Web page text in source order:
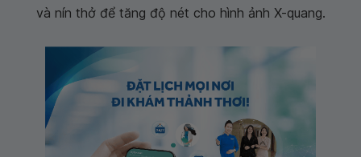
và nín thở để tăng độ nét cho hình ảnh X-quang.